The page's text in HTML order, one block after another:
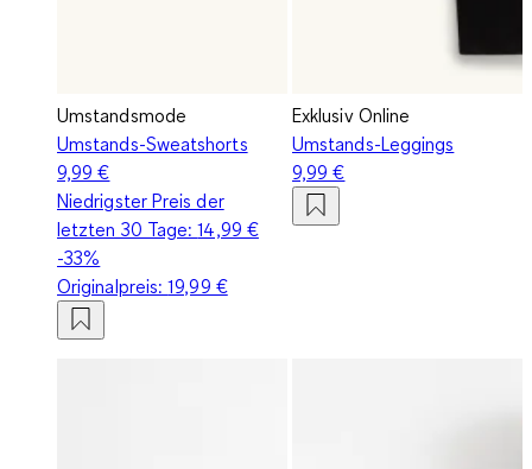
Umstandsmode
Umstands-Sweatshorts
9,99 €
Niedrigster Preis der
letzten 30 Tage:14,99 €
-33%
Originalpreis:19,99 €
Exklusiv Online
Umstands-Leggings
9,99 €